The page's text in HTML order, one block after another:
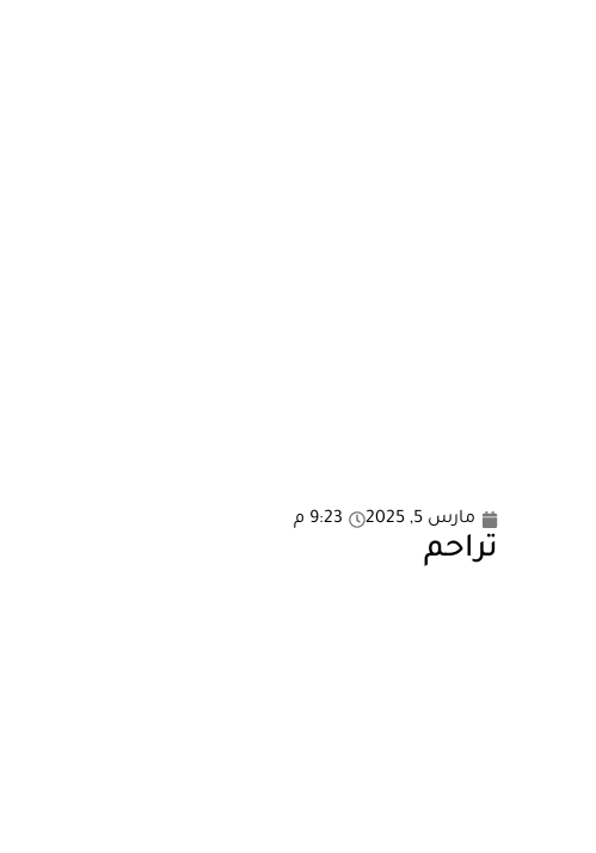
مارس 5, 2025 9:23 م
تراحم